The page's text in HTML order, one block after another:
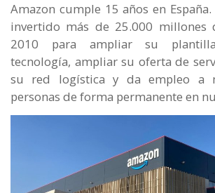
Amazon cumple 15 años en
invertido más de 25.000 millones
2010 para ampliar su
tecnología, ampliar su oferta de
su red logística y da empleo a
personas de forma permanente en